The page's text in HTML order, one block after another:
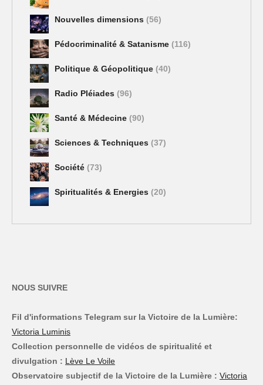
Nouvelles dimensions (56)
Pédocriminalité & Satanisme (116)
Politique & Géopolitique (40)
Radio Pléiades (96)
Santé & Médecine (90)
Sciences & Techniques (37)
Société (73)
Spiritualités & Energies (20)
NOUS SUIVRE
Fil d'informations Telegram sur la Victoire de la Lumière:
Victoria Luminis
Collection personnelle de vidéos de spiritualité et
divulgation : Lève Le Voile
Observatoire subjectif de la Victoire de la Lumière : Victoria